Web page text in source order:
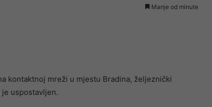
Manje od minute
kontaktnoj mreži u mjestu Bradina, željeznički
uspostavljen.